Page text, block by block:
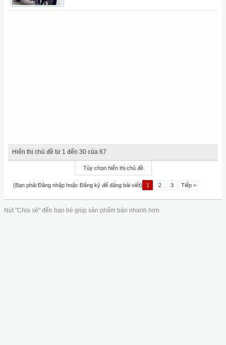
Hiển thị chủ đề từ 1 đến 30 của 67
Tùy chọn hiển thị chủ đề
(Bạn phải Đăng nhập hoặc Đăng ký để đăng bài viết) 1 2 3 Tiếp >
Nút "Chia sẻ" đến bạn bè giúp sản phẩm bán nhanh hơn